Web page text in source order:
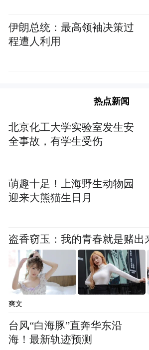
现，竞相发展的劲头活力十足
嬗变有力度
犹记得今年3月，市委书记吴
体验狭窄空间的情景。4个月
处华中师范大学潜江附属中
亮的教室、宽敞的座位、
备……吴祖云对这样一流的
环境赞不绝口。
伊朗总统：最高领袖决策过
程遭人利用
热点新闻
北京化工大学实验室发生安
全事故，有学生受伤
萌趣十足！上海野生动物园
迎来大熊猫生日月
盗香窃玉：我的青春就是赌出
爽文
台风“白海豚”直奔华东沿
海！最新轨迹预测